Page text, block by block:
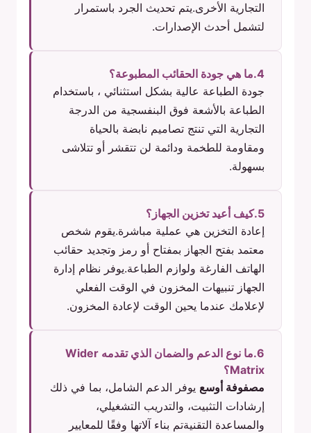
التجارية الأخرى.يتم تحديث الجرد باستمرار
لتشمل أحدث الإصدارات.
4.ما هي جودة الحقائب المطبوعة؟
جودة الطباعة عالية بشكل استثنائي ، باستخدام
الطباعة بالأشعة فوق البنفسجية من الدرجة
التجارية التي تنتج تصاميم نابضة بالحياة
ومقاومة للطخمة ودائمة لن تتقشر أو تتلاشى
بسهولة.
5.كيف أعيد تخزين الجهاز؟
إعادة التخزين هي عملية مباشرة.يقوم شخص
معتمد بفتح الجهاز بمفتاح أو رمز وتجديد حقائب
الهاتف الفارغة ولوازم الطباعة.يوفر نظام إدارة
الجهاز تنبيهات المخزون في الوقت الفعلي
لإعلامك عندما يحين الوقت لإعادة المخزون.
6.ما نوع الدعم والضمان الذي تقدمه Wider
Matrix؟
مصفوفة أوسع يوفر الدعم الشامل، بما في ذلك
إرشادات التثبيت، والتدريب التشغيلي،
والمساعدة التقنيةتم بناء آلاتها وفقًا للمعايير